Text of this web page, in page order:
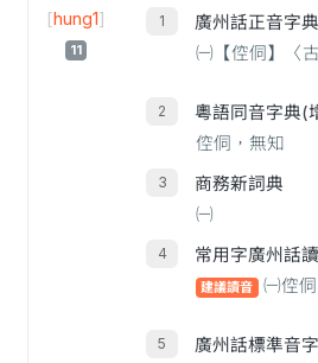
[hung1]
11
廣州話正音字典
㈠【倥侗】〈
粵語同音字典(
倥侗，無知
商務新詞典
㈠
常用字廣州話
建議讀音 ㈠倥侗
廣州話標準音